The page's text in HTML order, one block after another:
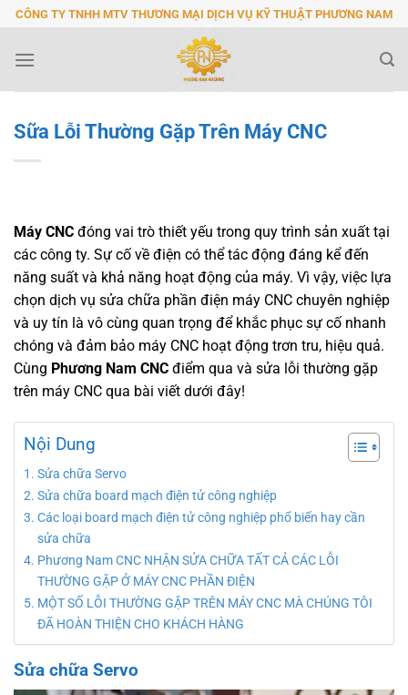
Bỏ
nội
CÔNG TY TNHH MTV THƯƠNG MẠI DỊCH VỤ KỸ THUẬT PHƯƠNG NAM
Sữa Lỗi Thường Gặp Trên Máy CNC
Máy CNC đóng vai trò thiết yếu trong quy trình sản xuất tại
các công ty. Sự cố về điện có thể tác động đáng kể đến
năng suất và khả năng hoạt động của máy. Vì vậy, việc lựa
chọn dịch vụ sửa chữa phần điện máy CNC chuyên nghiệp
và uy tín là vô cùng quan trọng để khắc phục sự cố nhanh
chóng và đảm bảo máy CNC hoạt động trơn tru, hiệu quả.
Cùng Phương Nam CNC điểm qua và sửa lỗi thường gặp
trên máy CNC qua bài viết dưới đây!
Nội Dung
Sửa chữa Servo
Sửa chữa board mạch điện tử công nghiệp
Các loại board mạch điện tử công nghiệp phổ biến hay cần
sửa chữa
Phương Nam CNC NHẬN SỬA CHỮA TẤT CẢ CÁC LỖI
THƯỜNG GẶP Ở MÁY CNC PHẦN ĐIỆN
MỘT SỐ LỖI THƯỜNG GẶP TRÊN MÁY CNC MÀ CHÚNG TÔI
ĐÃ HOÀN THIỆN CHO KHÁCH HÀNG
Sửa chữa Servo